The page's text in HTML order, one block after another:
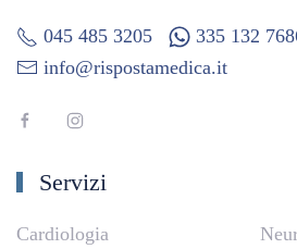
045 485 3205
335 132
info@rispostamedica.it
Servizi
Cardiologia